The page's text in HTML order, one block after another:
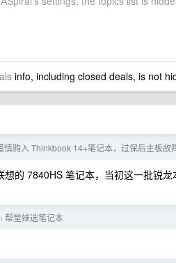
info, including closed deals, is not
慎购入 Thinkbook 14+笔记本，过保后主板故
的 7840HS 笔记本，当初这一批锐龙
› 帮堂妹选笔记本